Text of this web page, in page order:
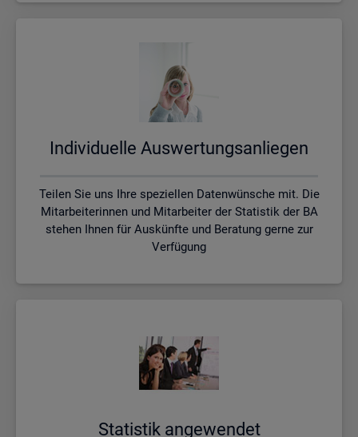
In­di­vi­du­el­le Aus­wer­tungs­an­lie­gen
Teilen Sie uns Ihre speziellen Datenwünsche mit. Die
Mitarbeiterinnen und Mitarbeiter der Statistik der BA
stehen Ihnen für Auskünfte und Beratung gerne zur
Verfügung
Sta­tis­tik an­ge­wen­det